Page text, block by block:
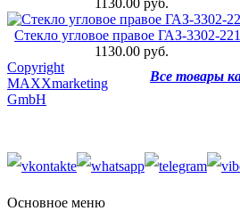
1130.00 руб.
Стекло угловое правое ГАЗ-3302-
1130.00 руб.
Все товары
Copyright
MAXXmarketing
GmbH
Основное меню